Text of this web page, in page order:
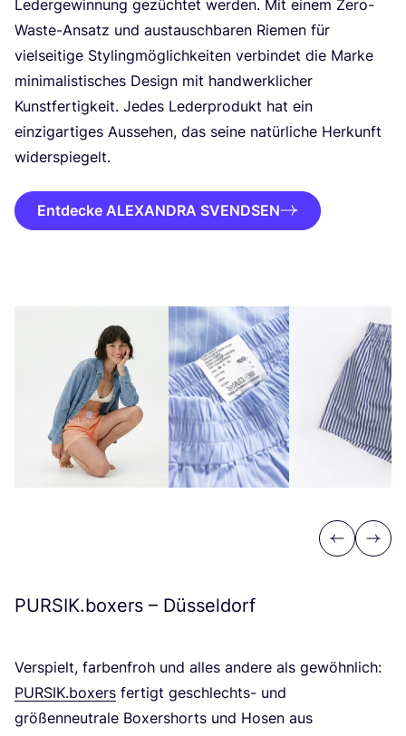
Leder­ge­win­nung gezüch­tet wer­den. Mit einem Zero-
Was­te-Ansatz und aus­tausch­ba­ren Rie­men für
viel­sei­ti­ge Sty­ling­mög­lich­kei­ten ver­bin­det die Mar­ke
mini­ma­lis­ti­sches Design mit hand­werk­li­cher
Kunst­fer­tig­keit. Jedes Leder­pro­dukt hat ein
ein­zig­ar­ti­ges Aus­se­hen, das sei­ne natür­li­che Her­kunft
widerspiegelt.
Entdecke ALEXANDRA SVENDSEN
Previous
Next
PURSIK.boxers – Düsseldorf
Ver­spielt, far­ben­froh und alles ande­re als gewöhn­lich:
PURSIK.boxers fer­tigt geschlechts- und
grö­ßen­neu­tra­le Boxer­shorts und Hosen aus